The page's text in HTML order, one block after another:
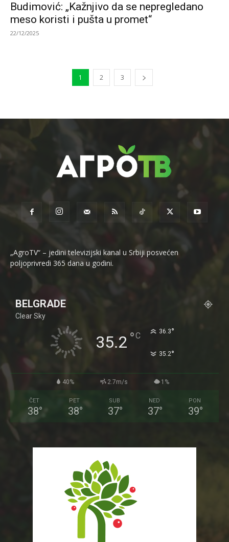
Budimović: „Kažnjivo da se nepregledano
meso koristi i pušta u promet“
22/12/2025
1 2 3
„AgroTV“ – jedini televizijski kanal u Srbiji posvećen
poljoprivredi 365 dana u godini.
BELGRADE
Clear Sky
35.2 °C 36.3°
35.2°
40% 2.7m/s 1%
ČET
38°
PET
38°
SUB
37°
NED
37°
PON
39°